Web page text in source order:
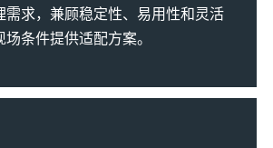
需求，兼顾稳定性、易用性和灵活
条件提供适配方案。